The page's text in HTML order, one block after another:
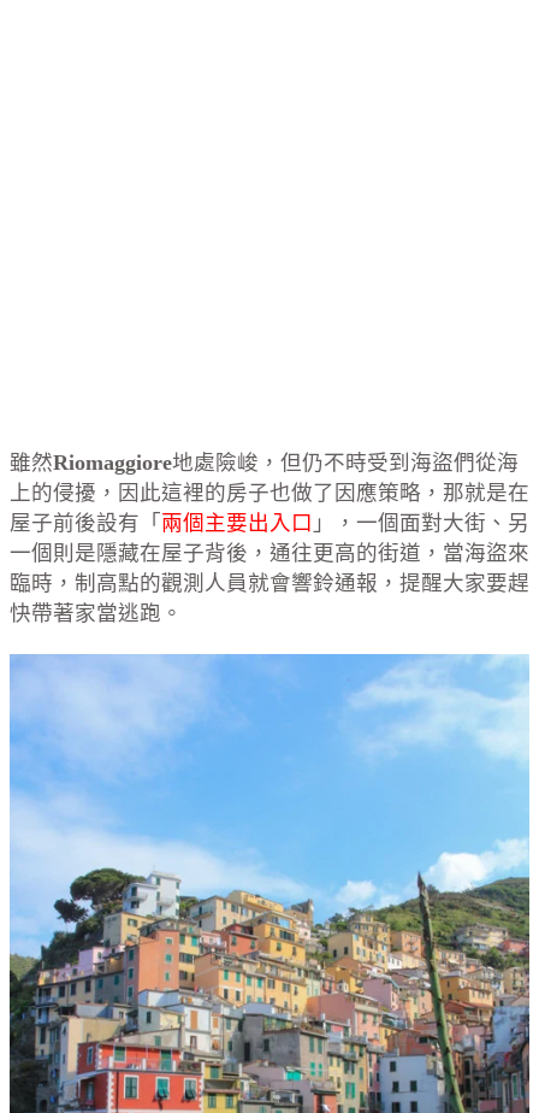
雖然Riomaggiore地處險峻，但仍不時受到海盜們從海
上的侵擾，因此這裡的房子也做了因應策略，那就是在
屋子前後設有「 兩個主要出入口 」，一個面對大街、另
一個則是隱藏在屋子背後，通往更高的街道，當海盜來
臨時，制高點的觀測人員就會響鈴通報，提醒大家要趕
快帶著家當逃跑。